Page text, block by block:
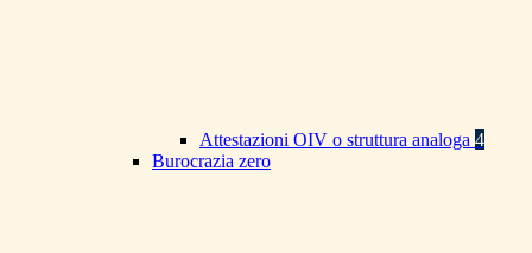
Attestazioni OIV o struttura analoga 4
Burocrazia zero